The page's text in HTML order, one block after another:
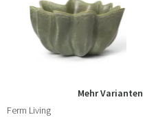
Mehr Varianten
Ferm Living